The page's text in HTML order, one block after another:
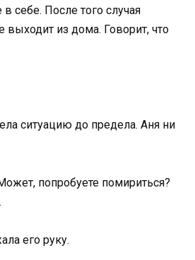
себе. После того случая
выходит из дома. Говорит, что
ситуацию до предела. Аня ни
попробуете помириться?
его руку.